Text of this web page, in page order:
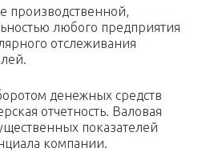
производственной,
любого предприятия
отслеживания
денежных средств
отчетность. Валовая
показателей
компании.